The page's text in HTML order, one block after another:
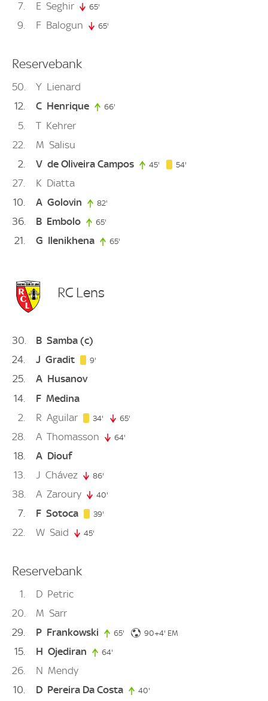
7 E Seghir 65'
9 F Balogun 65'
Reservebank
50 Y Lienard
12
C Henrique 66'
5 T Kehrer
22
M Salisu
2
V de Oliveira Campos 45' 45. minute
54'
27 K Diatta
10
A Golovin 82'
36 B Embolo 65'
21 G Ilenikhena 65'
RC Lens
30 B Samba (c)
24
J Gradit 9'
25 A Husanov
14
F Medina
2
R Aguilar 34' 34. minute
65'
28 A Thomasson 64'
18 A Diouf
13
J Chávez 86'
38 A Zaroury 40'
7 F Sotoca 39'
22 W Said 45'
Reservebank
1 D Petric
20
M Sarr
29
P Frankowski 65' 65. minute
90+4' 94. minute
EM
15 H Ojediran 64'
26 N Mendy
10
D Pereira Da Costa 40'